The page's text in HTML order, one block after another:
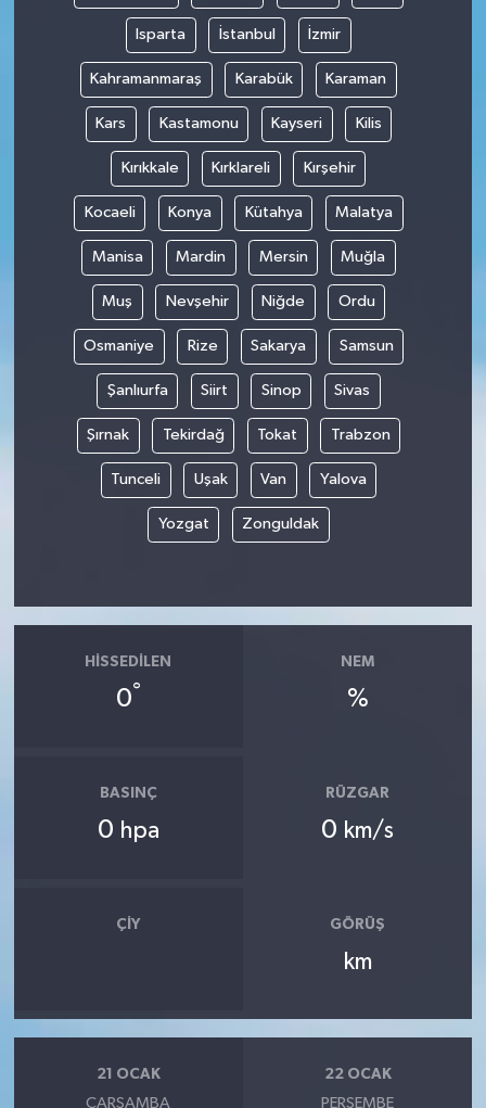
Isparta İstanbul İzmir
Kahramanmaraş Karabük Karaman
Kars Kastamonu Kayseri Kilis
Kırıkkale Kırklareli Kırşehir
Kocaeli Konya Kütahya Malatya
Manisa Mardin Mersin Muğla
Muş Nevşehir Niğde Ordu
Osmaniye Rize Sakarya Samsun
Şanlıurfa Siirt Sinop Sivas
Şırnak Tekirdağ Tokat Trabzon
Tunceli Uşak Van Yalova
Yozgat Zonguldak
HISSEDILEN
0°
NEM
%
BASINÇ
0 hpa
RÜZGAR
0 km/s
ÇIY GÖRÜŞ
km
21 OCAK
ÇARŞAMBA
22 OCAK
PERŞEMBE